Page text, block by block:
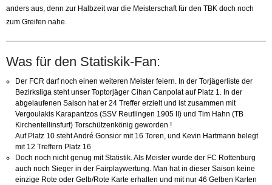
anders aus, denn zur Halbzeit war die Meisterschaft für den TBK doch noch
zum Greifen nahe.
Was für den Statiskik-Fan:
Der FCR darf noch einen weiteren Meister feiern. In der Torjägerliste der
Bezirksliga stehtunser Toptorjäger Cihan Canpolat auf Platz 1. In der
abgelaufenen Saison hat er 24 Treffer erzielt und ist zusammen mit
Vergoulakis Karapantzos (SSV Reutlingen 1905 II) und Tim Hahn (TB
Kirchentellinsfurt) Torschützenkönig geworden !
Auf Platz 10 steht André Gonsior mit 16 Toren, und Kevin Hartmann belegt
mit 12 Treffern Platz 16
Doch noch nicht genug mit Statistik. Als Meister wurde der FC Rottenburg
auch noch Sieger in der Fairplaywertung. Man hat in dieser Saison keine
einzige Rote oder Gelb/Rote Karte erhalten und mit nur 46 Gelben Karten